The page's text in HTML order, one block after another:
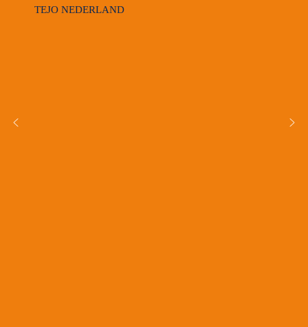
TEJO NEDERLAND